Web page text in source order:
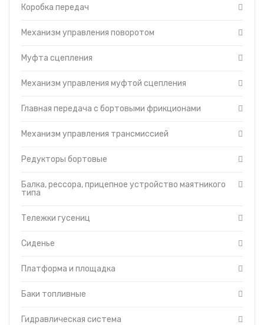
Отопитель-вентилятор
Турбокомпрессор
Капот
Топливный насос
Муфта сцепления пускового двигателя ПД-23
Гидравлическая система управления трактором
Гусеница
Редуктор пускового двигателя
Система смазки трансмиссии
Уравновешивающий механизм
Установка щитков
Топливоподкачивающий насос
Коробка передач
Механизм управления поворотом
Муфта сцепления
Механизм управления муфтой сцепления
Главная передача с бортовыми фрикционами
Механизм управления трансмиссией
Редукторы бортовые
Балка, рессора, прицепное устройство маятникого
типа
Тележки гусениц
Сиденье
Платформа и площадка
Баки топливные
Гидравлическая система